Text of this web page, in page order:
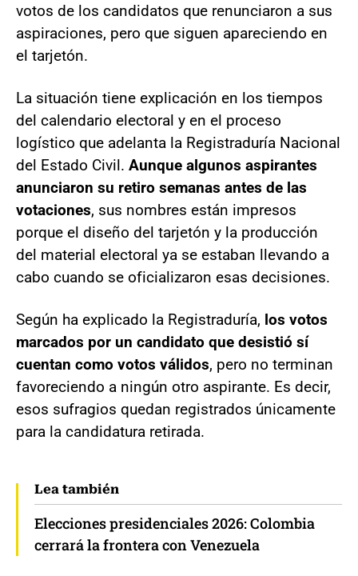
votos de los candidatos que renunciaron a sus
aspiraciones, pero que siguen apareciendo en
el tarjetón.
La situación tiene explicación en los tiempos
del calendario electoral y en el proceso
logístico que adelanta la Registraduría Nacional
del Estado Civil. Aunque algunos aspirantes
anunciaron su retiro semanas antes de las
votaciones, sus nombres están impresos
porque el diseño del tarjetón y la producción
del material electoral ya se estaban llevando a
cabo cuando se oficializaron esas decisiones.
Según ha explicado la Registraduría, los votos
marcados por un candidato que desistió sí
cuentan como votos válidos, pero no terminan
favoreciendo a ningún otro aspirante. Es decir,
esos sufragios quedan registrados únicamente
para la candidatura retirada.
Lea también
Elecciones presidenciales 2026: Colombia
cerrará la frontera con Venezuela